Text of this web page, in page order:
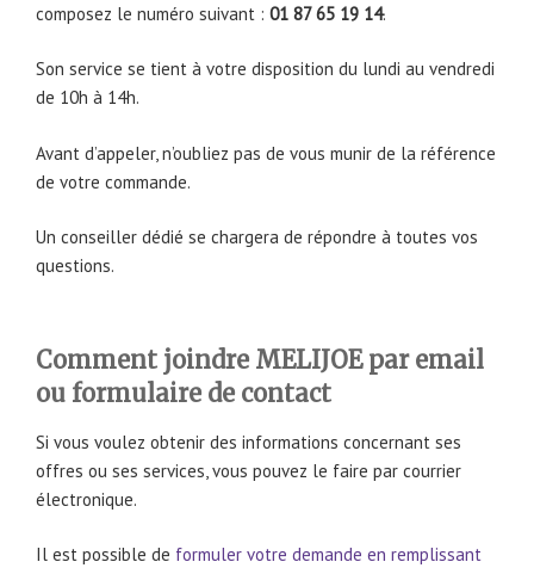
composez le numéro suivant : 01 87 65 19 14.
Son service se tient à votre disposition du lundi au vendredi
de 10h à 14h.
Avant d’appeler, n’oubliez pas de vous munir de la référence
de votre commande.
Un conseiller dédié se chargera de répondre à toutes vos
questions.
Comment joindre MELIJOE par email
ou formulaire de contact
Si vous voulez obtenir des informations concernant ses
offres ou ses services, vous pouvez le faire par courrier
électronique.
Il est possible de formuler votre demande en remplissant